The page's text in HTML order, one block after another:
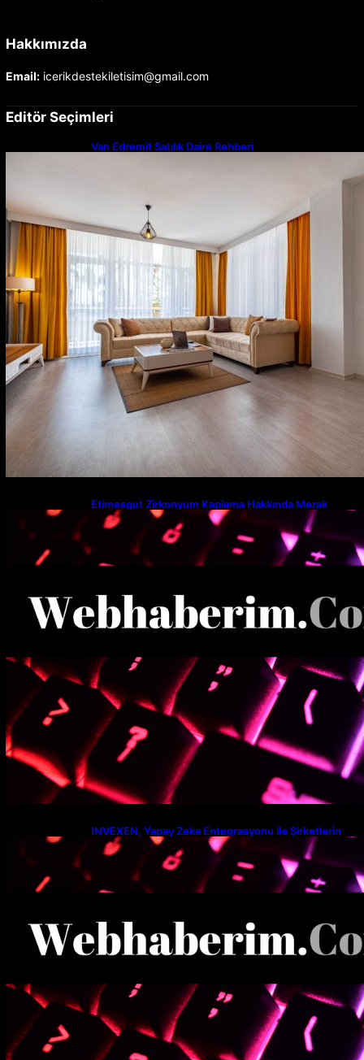
Hakkımızda
Email:icerikdestekiletisim@gmail.com
Editör Seçimleri
Van Edremit Satılık Daire Rehberi
Etimesgut Zirkonyum Kaplama Hakkında Merak
Edilenler
INVEXEN, Yapay Zeka Entegrasyonu ile Şirketlerin
Verimlilik Seviyesini Yeniden Tanımlıyor